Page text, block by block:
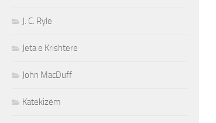
J. C. Ryle
Jeta e Krishtere
John MacDuff
Katekizëm